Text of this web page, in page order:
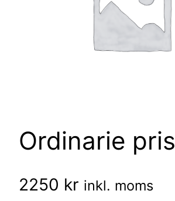
Ordinarie pris
2250 kr inkl. moms